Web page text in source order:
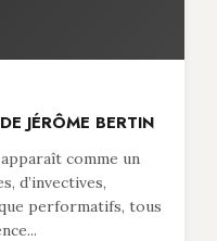
JÉRÔME BERTIN
comme un
d’invectives,
performatifs, tous